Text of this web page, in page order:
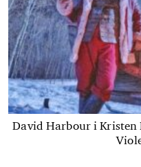
David Harbour i Kristen